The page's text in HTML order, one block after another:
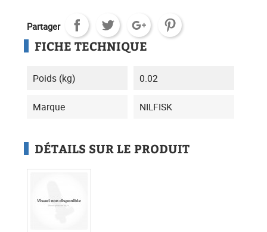
Partager
FICHE TECHNIQUE
Poids (kg) 0.02
Marque NILFISK
DÉTAILS SUR LE PRODUIT